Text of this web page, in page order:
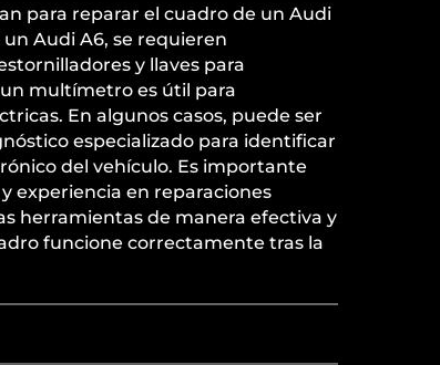
para reparar el cuadro de un Audi
Audi A6, se requieren
y llaves para
multímetro es útil para
En algunos casos, puede ser
especializado para identificar
del vehículo. Es importante
experiencia en reparaciones
herramientas de manera efectiva y
funcione correctamente tras la